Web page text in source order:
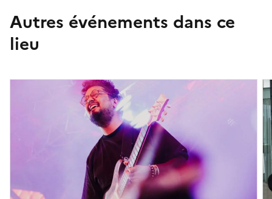
Autres événements dans ce
lieu